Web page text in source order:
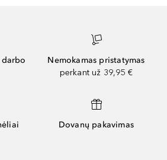
darbo
Nemokamas pristatymas
perkant už 39,95 €
Dovanų pakavimas